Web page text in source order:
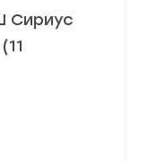
Сириус